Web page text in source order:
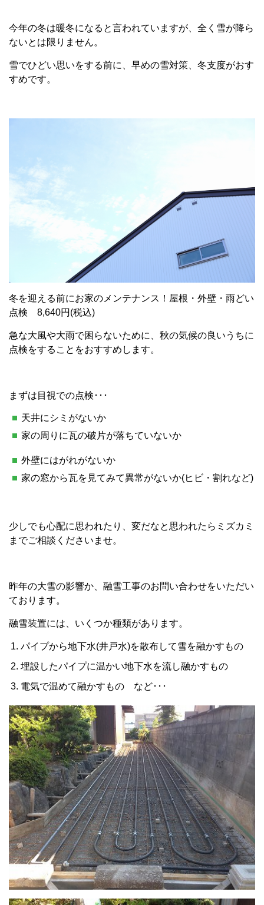
今年の冬は暖冬になると言われていますが、全く雪が降ら
ないとは限りません。
雪でひどい思いをする前に、早めの雪対策、冬支度がおす
すめです。
冬を迎える前にお家のメンテナンス！屋根・外壁・雨どい
点検 8,640円(税込)
急な大風や大雨で困らないために、秋の気候の良いうちに
点検をすることをおすすめします。
まずは目視での点検･･･
天井にシミがないか
家の周りに瓦の破片が落ちていないか
外壁にはがれがないか
家の窓から瓦を見てみて異常がないか(ヒビ・割れなど)
少しでも心配に思われたり、変だなと思われたらミズカミ
までご相談くださいませ。
昨年の大雪の影響か、融雪工事のお問い合わせをいただい
ております。
融雪装置には、いくつか種類があります。
パイプから地下水(井戸水)を散布して雪を融かすもの
埋設したパイプに温かい地下水を流し融かすもの
電気で温めて融かすもの など･･･